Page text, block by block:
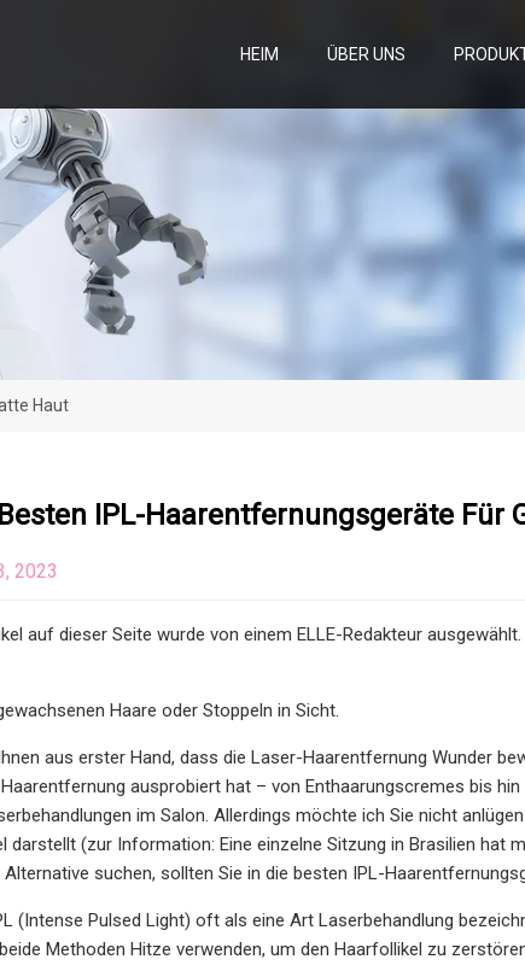
HEIM ÜBER UNS
Haut
IPL-Haarentfernungsgeräte Für
2023
auf dieser Seite wurde von einem ELLE-Redakteur
Haare oder Stoppeln in Sicht.
aus erster Hand, dass die Laser-Haarentfernung Wunder
ausprobiert hat – von Enthaarungscremes bis
im Salon. Allerdings möchte ich Sie nicht
darstellt (zur Information: Eine einzelne Sitzung in Brasilien hat
suchen, sollten Sie in die besten IPL-
(Intense Pulsed Light) oft als eine Art Laserbehandlung
Methoden Hitze verwenden, um den Haarfollikel zu